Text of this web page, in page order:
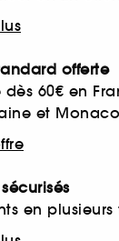
offerte
60€ en
et Monaco
en plusieurs